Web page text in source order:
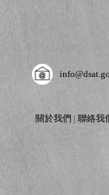
關於我們 |聯絡我